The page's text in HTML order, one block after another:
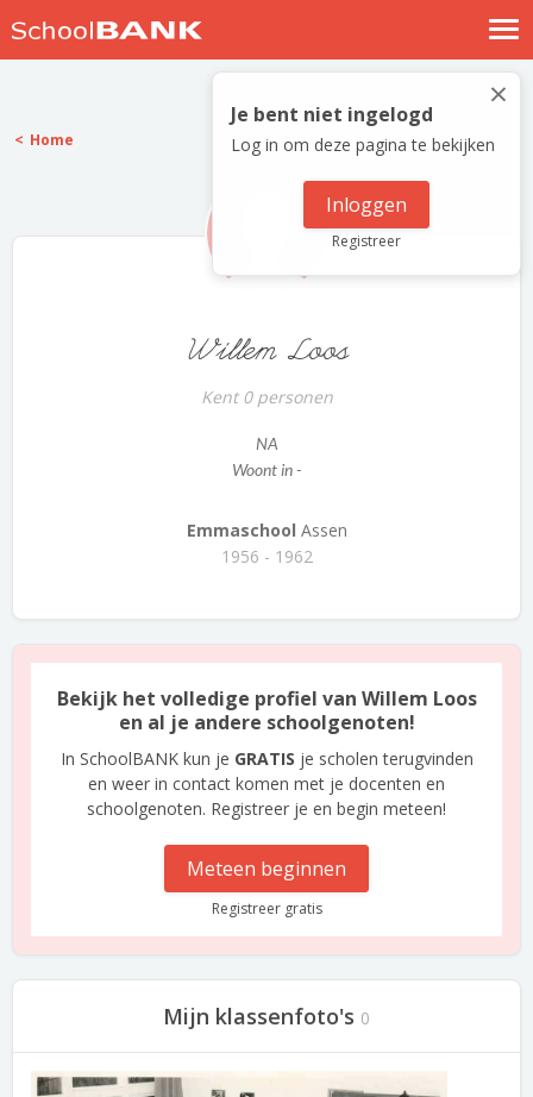
Nostalgische verhalen
Log in
Meld je gratis aan
×
Je bent niet ingelogd
Log in om deze pagina te bekijken
Inloggen
Registreer
Home
Willem Loos
Kent 0 personen
NA
Woont in -
Emmaschool Assen
1956 - 1962
Bekijk het volledige profiel van Willem Loos
en al je andere schoolgenoten!
In SchoolBANK kun je GRATIS je scholen terugvinden
en weer in contact komen met je docenten en
schoolgenoten. Registreer je en begin meteen!
Meteen beginnen
Registreer gratis
Mijn klassenfoto's 0